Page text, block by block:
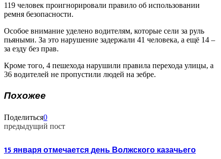
119 человек проигнорировали правило об использовании
ремня безопасности.
Особое внимание уделено водителям, которые сели за руль
пьяными. За это нарушение задержали 41 человека, а ещё 14 –
за езду без прав.
Кроме того, 4 пешехода нарушили правила перехода улицы, а
36 водителей не пропустили людей на зебре.
Похожее
Поделиться0
предыдущий пост
15 января отмечается день Волжского казачьего